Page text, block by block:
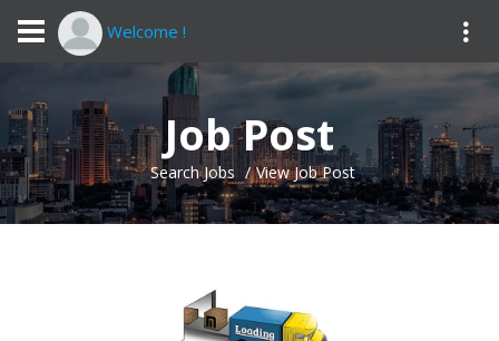
Job Post
Search Jobs View Job Post
Welcome !